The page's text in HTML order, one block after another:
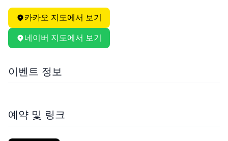
카카오 지도에서 보기
네이버 지도에서 보기
이벤트 정보
예약 및 링크